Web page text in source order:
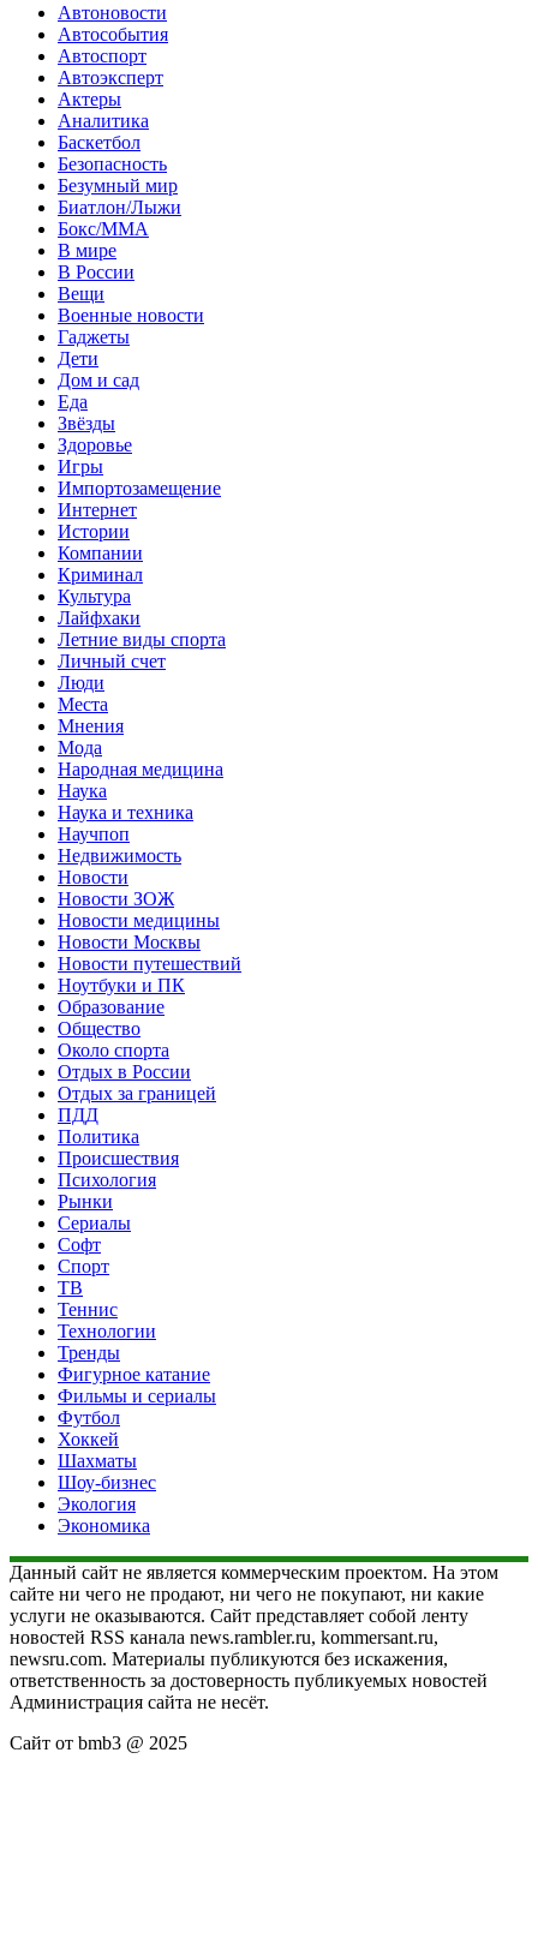
Автоновости
Автособытия
Автоспорт
Автоэксперт
Актеры
Аналитика
Баскетбол
Безопасность
Безумный мир
Биатлон/Лыжи
Бокс/MMA
В мире
В России
Вещи
Военные новости
Гаджеты
Дети
Дом и сад
Еда
Звёзды
Здоровье
Игры
Импортозамещение
Интернет
Истории
Компании
Криминал
Культура
Лайфхаки
Летние виды спорта
Личный счет
Люди
Места
Мнения
Мода
Народная медицина
Наука
Наука и техника
Научпоп
Недвижимость
Новости
Новости ЗОЖ
Новости медицины
Новости Москвы
Новости путешествий
Ноутбуки и ПК
Образование
Общество
Около спорта
Отдых в России
Отдых за границей
ПДД
Политика
Происшествия
Психология
Рынки
Сериалы
Софт
Спорт
ТВ
Теннис
Технологии
Тренды
Фигурное катание
Фильмы и сериалы
Футбол
Хоккей
Шахматы
Шоу-бизнес
Экология
Экономика
Данный сайт не является коммерческим проектом. На этом
сайте ни чего не продают, ни чего не покупают, ни какие
услуги не оказываются. Сайт представляет собой ленту
новостей RSS канала news.rambler.ru, kommersant.ru,
newsru.com. Материалы публикуются без искажения,
ответственность за достоверность публикуемых новостей
Администрация сайта не несёт.
Сайт от bmb3 @ 2025